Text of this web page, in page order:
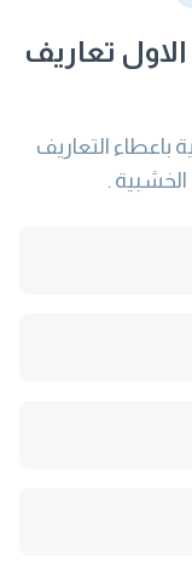
الاول تعاريف
التعاريف
الخشبية .